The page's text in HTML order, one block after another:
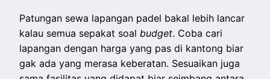
Patungan sewa lapangan padel bakal lebih lancar
kalau semua sepakat soal budget. Coba cari
lapangan dengan harga yang pas di kantong biar
gak ada yang merasa keberatan. Sesuaikan juga